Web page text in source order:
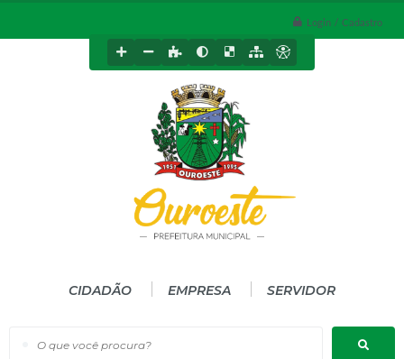
Login / Cadastro
O que você procura?
CIDADÃO EMPRESA SERVIDOR